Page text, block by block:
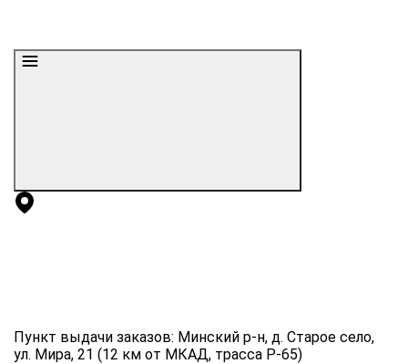
Пункт выдачи заказов: Минский р-н, д. Старое село,
ул. Мира, 21 (12 км от МКАД, трасса P-65)